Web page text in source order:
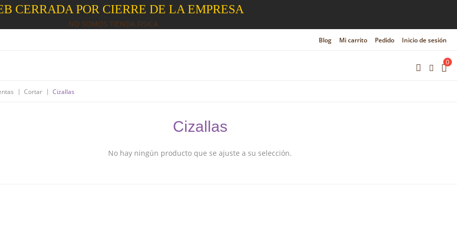
CERRADA POR CIERRE DE LA EMPRESA
NO SOMOS TIENDA FISICA
Blog Mi carrito Pedido Inicio de sesión
0
| Cortar | Cizallas
Cizallas
No hay ningún producto que se ajuste a su selección.